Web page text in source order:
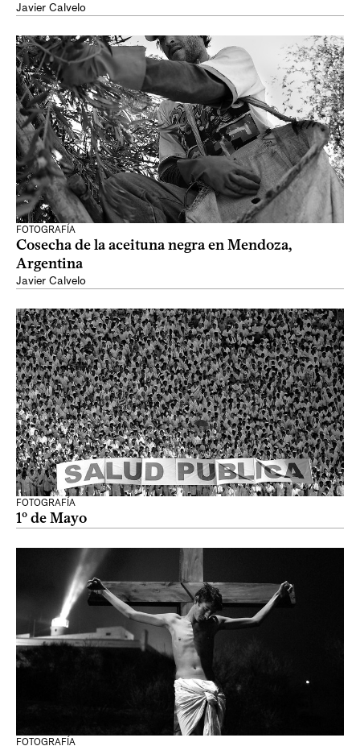
Javier Calvelo
FOTOGRAFÍA
Cosecha de la aceituna negra en Mendoza,
Argentina
Javier Calvelo
FOTOGRAFÍA
1º de Mayo
FOTOGRAFÍA